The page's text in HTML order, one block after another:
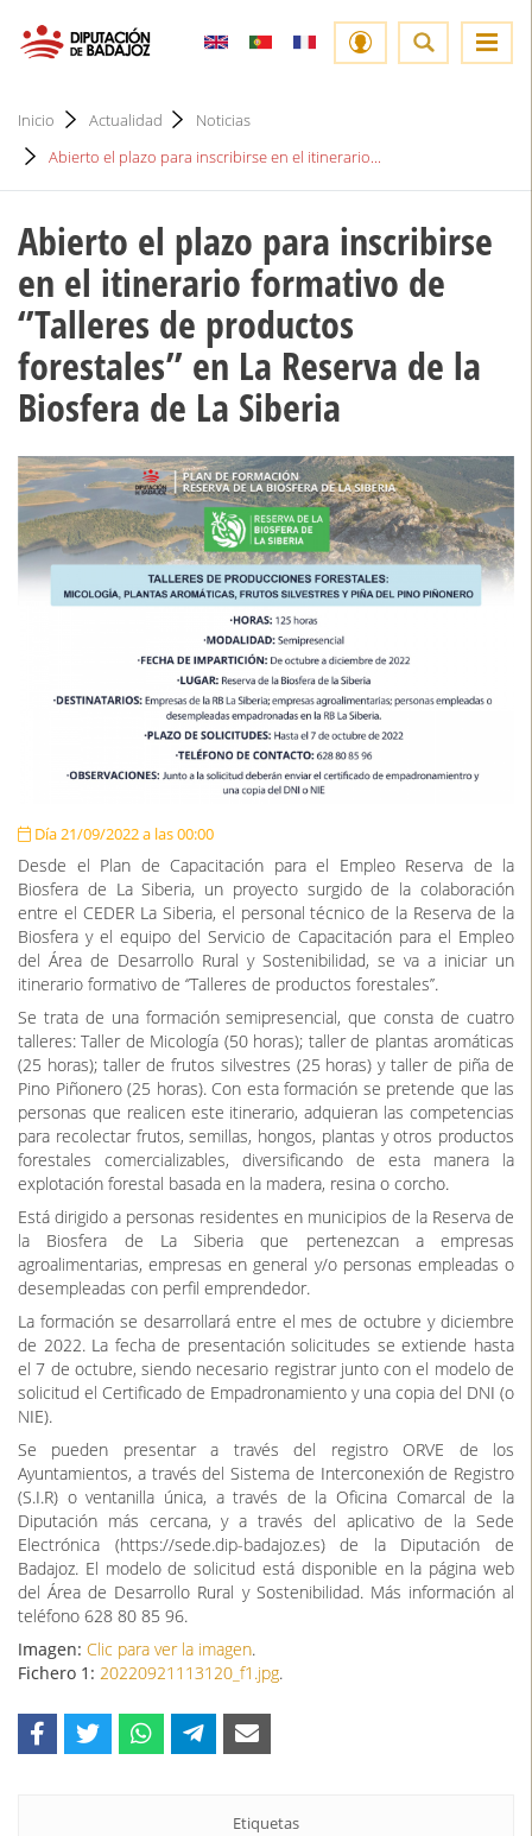
Inicio Actualidad
Noticias
Abierto el plazo para inscribirse en el itinerario...
Abierto el plazo para inscribirse
en el itinerario formativo de
‘’Talleres de productos
forestales’’ en La Reserva de la
Biosfera de La Siberia
Día 21/09/2022 a las 00:00
Desde el Plan de Capacitación para el Empleo Reserva de la
Biosfera de La Siberia, un proyecto surgido de la colaboración
entre el CEDER La Siberia, el personal técnico de la Reserva de la
Biosfera y el equipo del Servicio de Capacitación para el Empleo
del Área de Desarrollo Rural y Sostenibilidad, se va a iniciar un
itinerario formativo de ‘’Talleres de productos forestales’’.
Se trata de una formación semipresencial, que consta de cuatro
talleres: Taller de Micología (50 horas); taller de plantas aromáticas
(25 horas); taller de frutos silvestres (25 horas) y taller de piña de
Pino Piñonero (25 horas). Con esta formación se pretende que las
personas que realicen este itinerario, adquieran las competencias
para recolectar frutos, semillas, hongos, plantas y otros productos
forestales comercializables, diversificando de esta manera la
explotación forestal basada en la madera, resina o corcho.
Está dirigido a personas residentes en municipios de la Reserva de
la Biosfera de La Siberia que pertenezcan a empresas
agroalimentarias, empresas en general y/o personas empleadas o
desempleadas con perfil emprendedor.
La formación se desarrollará entre el mes de octubre y diciembre
de 2022. La fecha de presentación solicitudes se extiende hasta
el 7 de octubre, siendo necesario registrar junto con el modelo de
solicitud el Certificado de Empadronamiento y una copia del DNI (o
NIE).
Se pueden presentar a través del registro ORVE de los
Ayuntamientos, a través del Sistema de Interconexión de Registro
(S.I.R) o ventanilla única, a través de la Oficina Comarcal de la
Diputación más cercana, y a través del aplicativo de la Sede
Electrónica (https://sede.dip-badajoz.es) de la Diputación de
Badajoz. El modelo de solicitud está disponible en la página web
del Área de Desarrollo Rural y Sostenibilidad. Más información al
teléfono 628 80 85 96.
Imagen: Clic para ver la imagen.
Fichero 1: 20220921113120_f1.jpg.
Etiquetas